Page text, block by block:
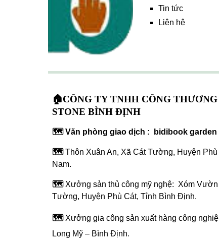
Tin tức
Liên hệ
🏠CÔNG TY TNHH CÔNG
STONE BÌNH ĐỊNH
🗺️ Văn phòng giao dịch : bidibook garden
🗺️ Thôn Xuân An, Xã Cát Tường, Huyện
Nam.
🗺️ Xưởng sản thủ công mỹ nghệ: Xóm
Tường, Huyện Phù Cát, Tỉnh Bình Định.
🗺️ Xưởng gia công sản xuất hàng công
Long Mỹ – Bình Định.